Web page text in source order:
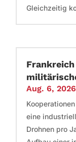
Gleichzeitig
Aug. 6, 2026
eine
Drohnen pro